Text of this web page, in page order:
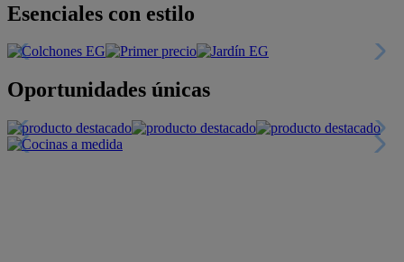
Esenciales con estilo
Oportunidades únicas